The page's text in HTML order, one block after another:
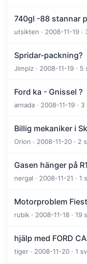
740gl -88 stannar
utsikten · 2008-11-19
Spridar-packning?
Jimpiz · 2008-11-19 ·
Ford ka - Gnissel ?
arnada · 2008-11-19 ·
Billig mekaniker i
Orion · 2008-11-20 · 2
Gasen hänger på
nergal · 2008-11-21 · 1
Motorproblem
rubik · 2008-11-18 · 19
hjälp med FORD
tiger · 2008-11-20 · 1